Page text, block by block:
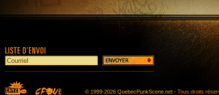
© 1999-2026 QuebecPunkScene.net - Tous droits